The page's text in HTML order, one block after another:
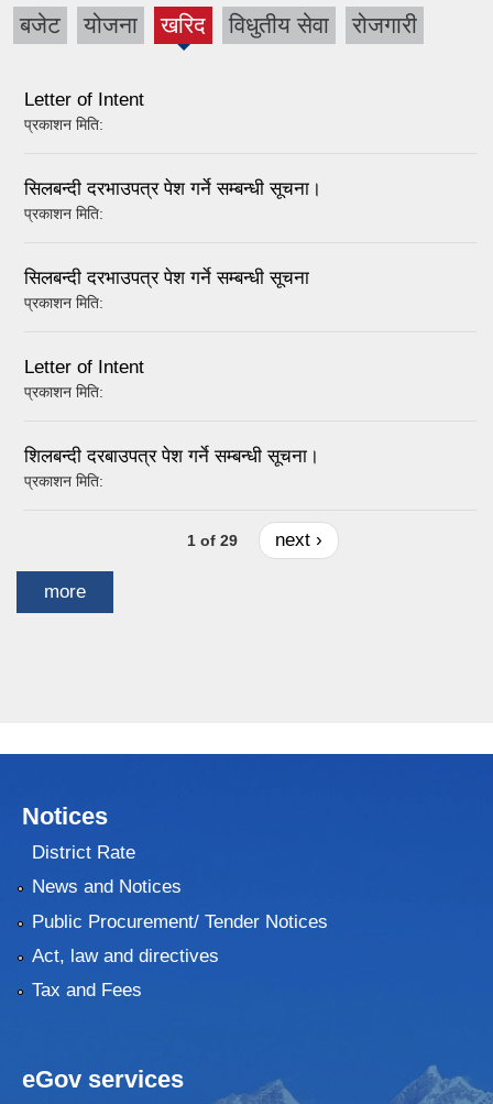
बजेट योजना खरिद
(active
विधुतीय सेवा रोजगारी
Letter of Intent
प्रकाशन मिति:
सिलबन्दी दरभाउपत्र पेश गर्ने सम्बन्धी सूचना।
प्रकाशन मिति:
सिलबन्दी दरभाउपत्र पेश गर्ने सम्बन्धी सूचना
प्रकाशन मिति:
Letter of Intent
प्रकाशन मिति:
शिलबन्दी दरबाउपत्र पेश गर्ने सम्बन्धी सूचना।
प्रकाशन मिति:
1 of 29 next ›
more
Notices
District Rate
News and Notices
Public Procurement/ Tender Notices
Act, law and directives
Tax and Fees
eGov services